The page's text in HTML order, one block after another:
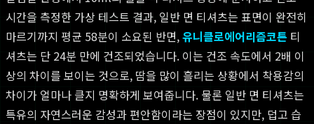
시간을 측정한 가상 테스트 결과, 일반 면 티셔츠는 표면이 완전히
마르기까지 평균 58분이 소요된 반면,유니클로에어리즘코튼 티
셔츠는 단 24분 만에 건조되었습니다. 이는 건조 속도에서 2배 이
상의 차이를 보이는 것으로, 땀을 많이 흘리는 상황에서 착용감의
차이가 얼마나 클지 명확하게 보여줍니다. 물론 일반 면 티셔츠는
특유의 자연스러운 감성과 편안함이라는 장점이 있지만, 덥고 습